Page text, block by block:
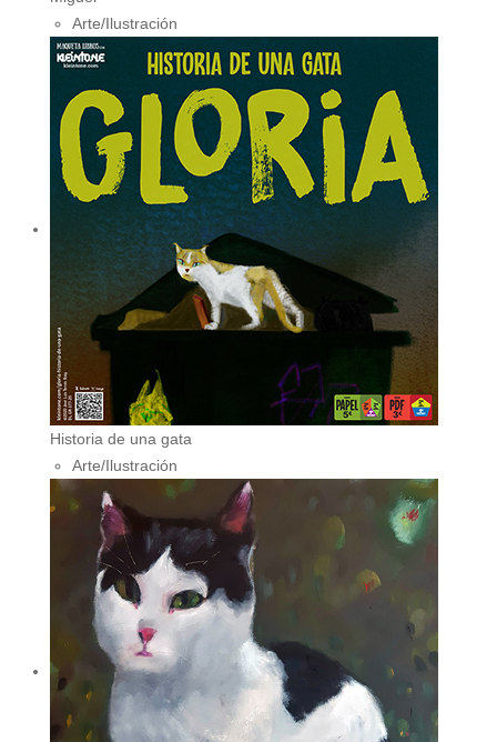
Arte/Ilustración
Historia de una gata
Arte/Ilustración